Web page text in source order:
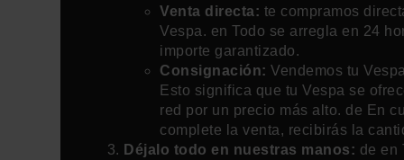
Venta directa: te compramos
Vespa. en Todo se arregla en 24
importe garantizado.
Consignación: Vendemos tu
Esto significa que tu Vespa se
red por un precio más alto. de En
complete la venta, recibirás la
Déjalo todo en nuestras manos: de en